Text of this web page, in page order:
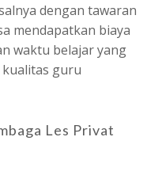
dengan tawaran
mendapatkan biaya
waktu belajar yang
kualitas guru
Les Privat